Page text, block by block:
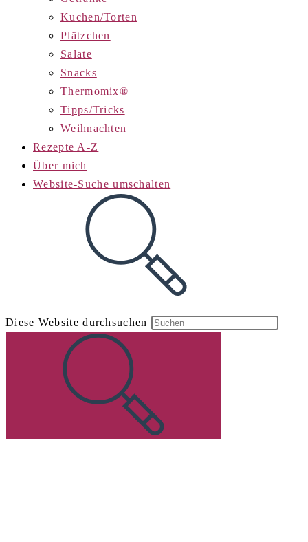
Kuchen/Torten
Plätzchen
Salate
Snacks
Thermomix®
Tipps/Tricks
Weihnachten
Rezepte A-Z
Über mich
Website-Suche umschalten
Diese Website durchsuchen